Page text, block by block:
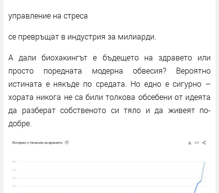
управление на стреса
се превръщат в индустрия за милиарди.
А дали биохакингът е бъдещето на здравето или
просто поредната модерна обвесия? Вероятно
истината е някъде по средата. Но едно е сигурно –
хората никога не са били толкова обсебени от идеята
да разберат собственото си тяло и да живеят по-
добре.